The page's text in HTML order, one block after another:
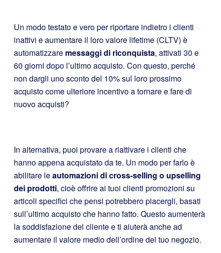
Un modo testato e vero per riportare indietro i clienti
inattivi e aumentare il loro valore lifetime (CLTV) è
automatizzare messaggi di riconquista, attivati 30 e
60 giorni dopo l’ultimo acquisto. Con questo, perché
non dargli uno sconto del 10% sul loro prossimo
acquisto come ulteriore incentivo a tornare e fare di
nuovo acquisti?
In alternativa, puoi provare a riattivare i clienti che
hanno appena acquistato da te. Un modo per farlo è
abilitare leautomazioni di cross-selling o upselling
dei prodotti, cioè offrire ai tuoi clienti promozioni su
articoli specifici che pensi potrebbero piacergli, basati
sull’ultimo acquisto che hanno fatto. Questo aumenterà
la soddisfazione del cliente e ti aiuterà anche ad
aumentare il valore medio dell’ordine del tuo negozio.